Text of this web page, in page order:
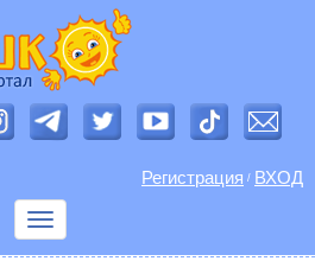
Регистрация / ВХОД
Показать